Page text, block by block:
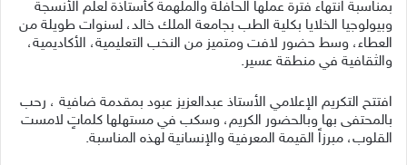
بمناسبة انتهاء فترة عملها الحافلة والملهمة كأستاذة لعلم الأنسجة
وبيولوجيا الخلايا بكلية الطب بجامعة الملك خالد، لسنوات طويلة من
العطاء، وسط حضور لافت ومتميز من النخب التعليمية، الأكاديمية،
والثقافية في منطقة عسير.
افتتح التكريم الإعلامي الأستاذ عبدالعزيز عبود بمقدمة ضافية ، رحب
بالمحتفى بها وبالحضور الكريم، وسكب في مستهلها كلماتٍ لامست
القلوب، مبرزاً القيمة المعرفية والإنسانية لهذه المناسبة.